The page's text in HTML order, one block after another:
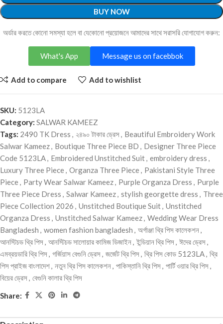
BUY NOW
অর্ডার করতে কোনো সমস্যা হলে বা যেকোনো প্রয়োজনে আমাদের সাথে সরাসরি যোগাযোগ করুন:
Message us on facebbok
What's App
Add to compare Add to wishlist
SKU: 5123LA
Category: SALWAR KAMEEZ
Tags: 2490 TK Dress , ২৪৯০ টাকার ড্রেস, Beautiful Embroidery Work
Salwar Kameez, Boutique Three Piece BD , Designer Three Piece
Code 5123LA, Embroidered Unstitched Suit, embroidery dress ,
Luxury Three Piece, Organza Three Piece, Pakistani Style Three
Piece, Party Wear Salwar Kameez, Purple Organza Dress , Purple
Three Piece Dress , Salwar Kameez, stylish georgette dress , Three
Piece Collection 2026 , Unstitched Boutique Suit, Unstitched
Organza Dress , Unstitched Salwar Kameez, Wedding Wear Dress
Bangladesh , women fashion bangladesh , অর্গাঞ্জা থ্রি পিস কালেকশন,
আনস্টিচড থ্রি পিস, আনস্টিচড সালোয়ার কামিজ ডিজাইন, ইন্ডিয়ান থ্রি পিস, ঈদের ড্রেস,
এমব্রয়ডারি থ্রি পিস, গর্জিয়াস বেগুনি ড্রেস, জর্জেট থ্রি পিস, থ্রি পিস কোড 5123LA, থ্রি
পিস প্রাইজ বাংলাদেশ, নতুন থ্রি পিস কালেকশন, পাকিস্তানি থ্রি পিস, পার্টি ওয়ার থ্রি পিস,
বিয়ের ড্রেস, বেগুনি কালার থ্রি পিস
Share: